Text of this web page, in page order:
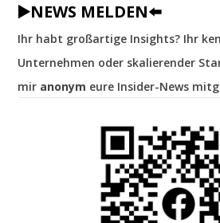
▶️NEWS MELDEN⬅️
Ihr habt großartige Insights? Ihr
Unternehmen oder skalierender
mir anonym eure Insider-News